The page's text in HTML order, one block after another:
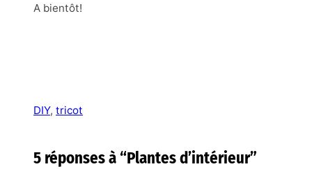
A bientôt!
DIY, tricot
5 réponses à “Plantes d’intérieur”